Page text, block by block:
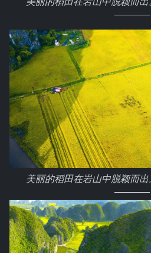
美丽的稻田在岩山中脱颖而